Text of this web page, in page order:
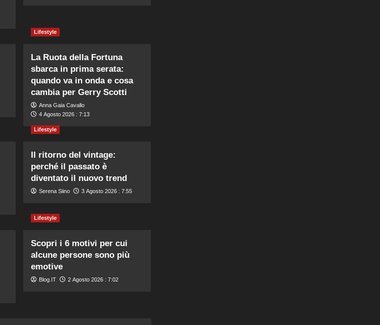
Lifestyle
La Ruota della Fortuna
sbarca in prima serata:
quando va in onda e cosa
cambia per Gerry Scotti
Anna Gaia Cavallo
4 Agosto 2026 : 7:13
Lifestyle
Il ritorno del vintage:
perché il passato è
diventato il nuovo trend
Serena Siino 3 Agosto 2026 : 7:55
Lifestyle
Scopri i 6 motivi per cui
alcune persone sono più
emotive
Blog.IT 2 Agosto 2026 : 7:02